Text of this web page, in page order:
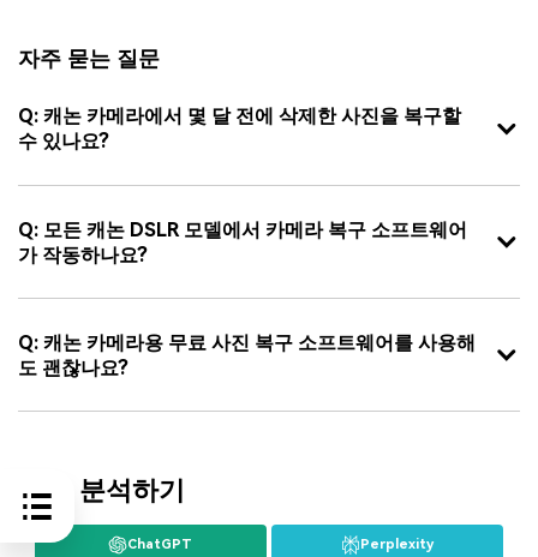
자주 묻는 질문
Q: 캐논 카메라에서 몇 달 전에 삭제한 사진을 복구할
수 있나요?
Q: 모든 캐논 DSLR 모델에서 카메라 복구 소프트웨어
가 작동하나요?
Q: 캐논 카메라용 무료 사진 복구 소프트웨어를 사용해
도 괜찮나요?
AI로 분석하기
ChatGPT Perplexity